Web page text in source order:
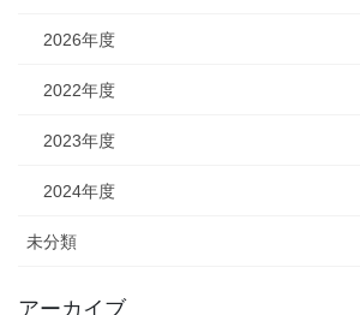
2026年度
2022年度
2023年度
2024年度
未分類
アーカイブ